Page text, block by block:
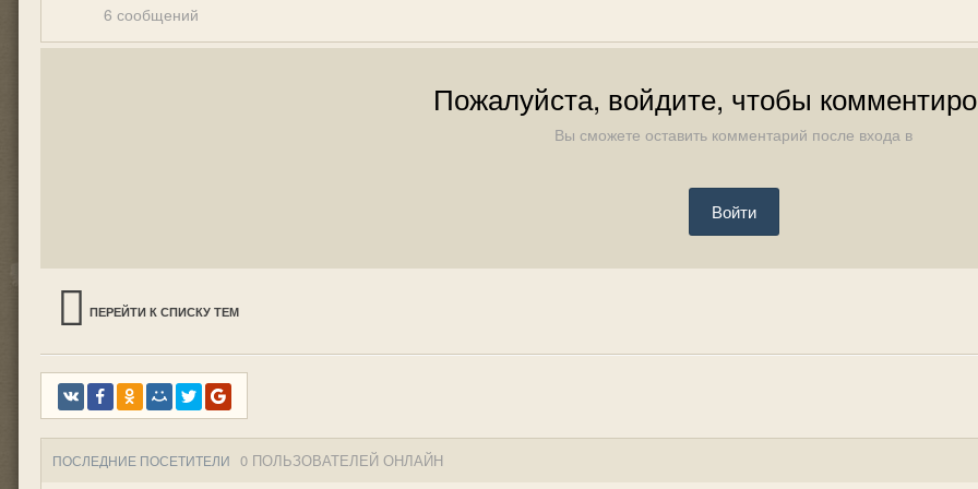
6 сообщений
Пожалуйста, войдите, чтобы
Вы сможете оставить комментарий после входа в
Войти
ПЕРЕЙТИ К СПИСКУ ТЕМ
ПОСЛЕДНИЕ ПОСЕТИТЕЛИ 0 ПОЛЬЗОВАТЕЛЕЙ ОНЛАЙН